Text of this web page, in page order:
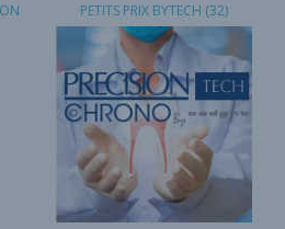
PETITS PRIX BYTECH (32)